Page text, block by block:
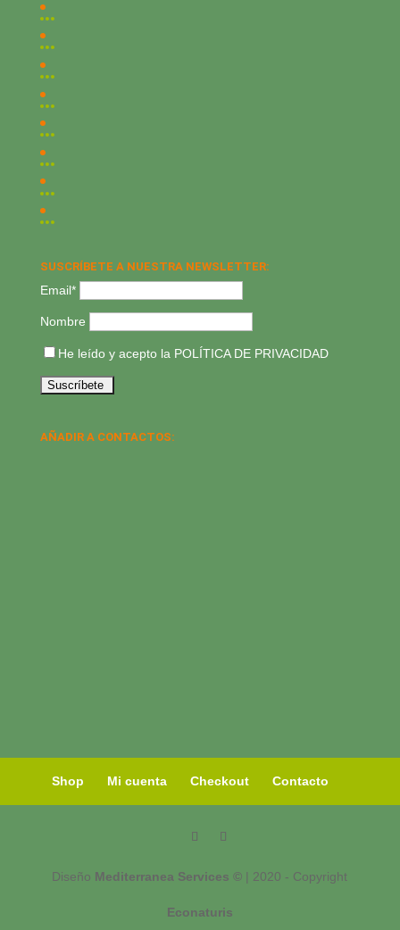
SUSCRÍBETE A NUESTRA NEWSLETTER:
Email*
Nombre
He leído y acepto la POLÍTICA DE PRIVACIDAD
AÑADIR A CONTACTOS:
Shop Mi cuenta Checkout Contacto
Diseño Mediterranea Services © | 2020 - Copyright
Econaturis